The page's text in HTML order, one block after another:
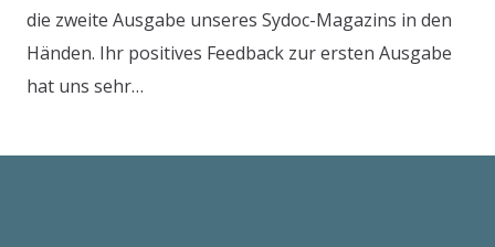
die zweite Ausgabe unseres Sydoc-Magazins in den
Händen. Ihr positives Feedback zur ersten Ausgabe
hat uns sehr…